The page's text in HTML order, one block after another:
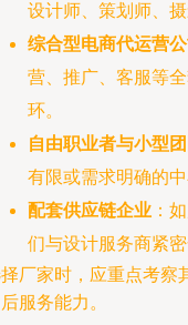
设计师、策划师、
综合型电商代运营公
营、推广、客服等
环。
自由职业者与小型
有限或需求明确的中
配套供应链企业 ：
们与设计服务商紧
厂家时，应重点考察
服务能力。